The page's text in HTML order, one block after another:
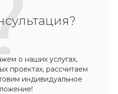
о наших услугах,
проектах, рассчитаем
индивидуальное